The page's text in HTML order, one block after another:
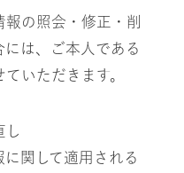
の照会・修正・削
は、
ご本人である
いただきます。
し
関して適用される